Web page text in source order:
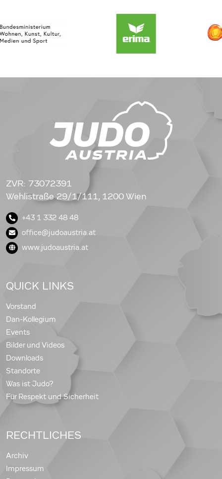
ZVR: 73072391
Wehlistraße 29/1/111, 1200 Wien
+43 1 332 48 48
office@judoaustria.at
www.judoaustria.at
QUICK LINKS
Vorstand
Dan-Kollegium
Events
Bilder und Videos
Downloads
Standorte
Was ist Judo?
Für Respekt und Sicherheit
RECHTLICHES
Archiv
Impressum